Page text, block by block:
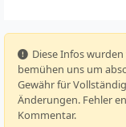
Diese Infos
bemühen uns um
Gewähr für
Änderungen. Fehler
Kommentar.